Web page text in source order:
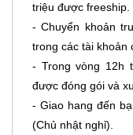
triệu được freeship.
- Chuyển khoản
trong các tài khoản
- Trong vòng 12h
được đóng gói và
- Giao hang đến
(Chủ nhật nghỉ).